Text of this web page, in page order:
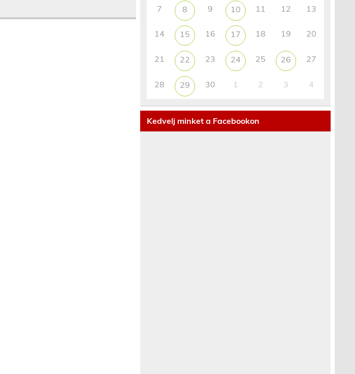
7 8 9 10 11 12 13
14 15 16 17 18 19 20
21 22 23 24 25 26 27
28 29 30 1 2 3 4
Kedvelj minket a Facebookon